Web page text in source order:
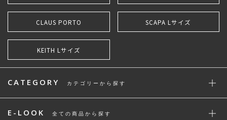
CLAUS PORTO SCAPA Lサイズ
KEITH Lサイズ
CATEGORY カテゴリーから探す
E-LOOK 全ての商品から探す